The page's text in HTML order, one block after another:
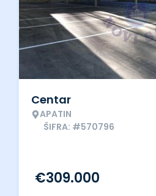
Centar
APATIN
ŠIFRA: #570796
€309.000